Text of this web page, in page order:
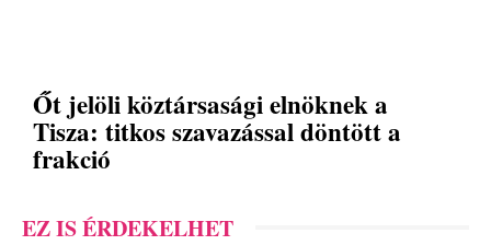
Őt jelöli köztársasági elnöknek a
Tisza: titkos szavazással döntött a
frakció
EZ IS ÉRDEKELHET